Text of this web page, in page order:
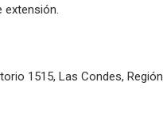
extensión.
1515, Las Condes, Región